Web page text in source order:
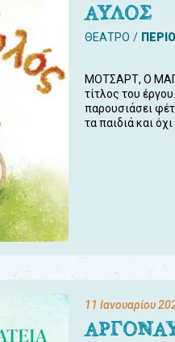
ΑΥΛΟΣ
ΘΕΑΤΡΟ
ΜΟΤΣΑΡΤ, Ο
τίτλος του
παρουσιάσει
τα παιδιά και όχι
11 Ιανουαρίου